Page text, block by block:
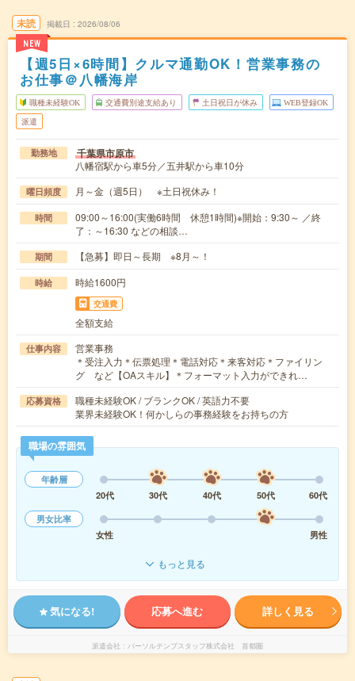
未読
NEW
掲載日 2026/08/06
【週5日×6時間】クルマ通勤OK！営業事務の
お仕事＠八幡海岸
職種未経験OK 交通費別途支給あり 土日祝日が休み WEB登録OK
派遣
勤務地 千葉県市原市
八幡宿駅から車5分／五井駅から車10分
曜日頻度 月～金（週5日） ※土日祝休み！
時間
09:00～16:00(実働6時間 休憩1時間)※開始：9:30～ ／終
了：～16:30 などの相談…
期間 【急募】即日～長期 ※8月～！
時給 時給1600円
交通費
全額支給
仕事内容
営業事務
＊受注入力＊伝票処理＊電話対応＊来客対応＊ファイリン
グ など【OAスキル】＊フォーマット入力ができれ…
応募資格
職種未経験OK / ブランクOK / 英語力不要
業界未経験OK！何かしらの事務経験をお持ちの方
職場の雰囲気
年齢層
20代
30代 40代 50代
60代
男女比率
女性
男性
もっと見る
気になる! 応募へ進む 詳しく見る
派遣会社 パーソルテンプスタッフ株式会社 首都圏